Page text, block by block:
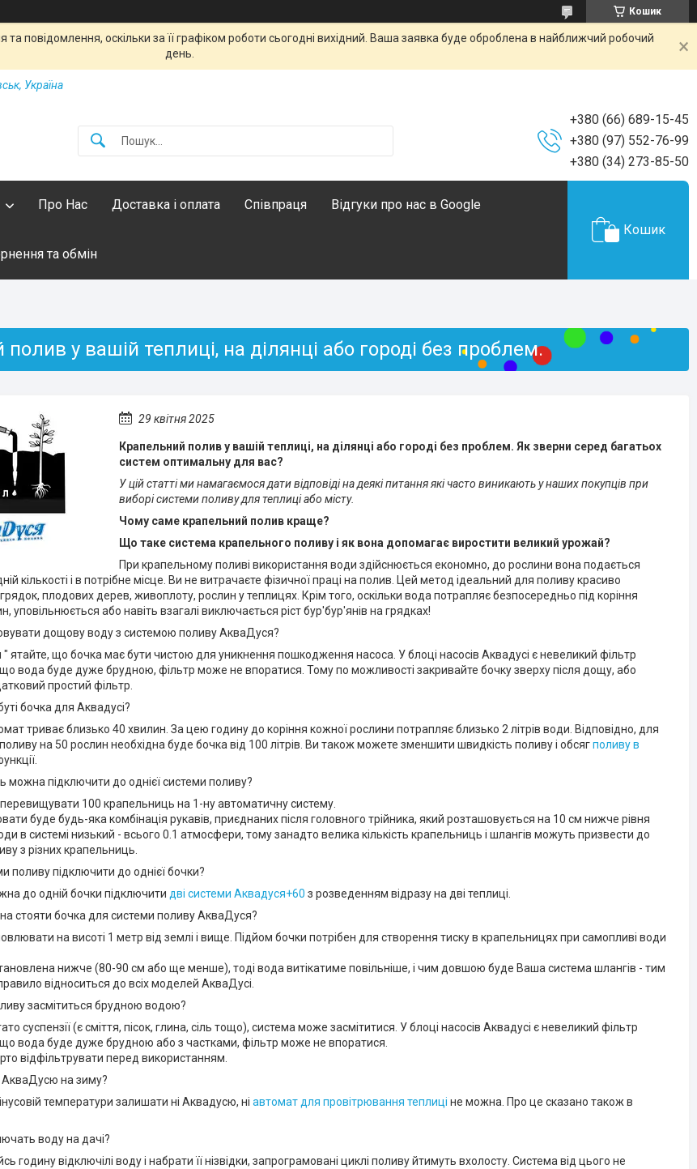
Кошик
повідомлення, оскільки за її графіком роботи сьогодні вихідний. Ваша заявка буде оброблена в найближчий робочий
день.
Україна
+380 (66) 689-15-45
+380 (97) 552-76-99
+380 (34) 273-85-50
Про Нас Доставка і оплата Співпраця Відгуки про нас в Google
та обмін
Кошик
у вашій теплиці, на ділянці або городі без проблем.
29 квітня 2025
Крапельний полив у вашій теплиці, на ділянці або городі без проблем. Як зверни серед багатьох
систем оптимальну для вас?
У цій статті ми намагаємося дати відповіді на деякі питання які часто виникають у наших покупців при
виборі системи поливу для теплиці або місту.
Чому саме крапельний полив краще?
Що таке система крапельного поливу і як вона допомагає виростити великий урожай?
При крапельному поливі використання води здійснюється економно, до рослини вона подається
кількості і в потрібне місце. Ви не витрачаєте фізичної праці на полив. Цей метод ідеальний для поливу красиво
плодових дерев, живоплоту, рослин у теплицях. Крім того, оскільки вода потрапляє безпосередньо під коріння
уповільнюється або навіть взагалі виключається ріст бур'бур'янів на грядках!
дощову воду з системою поливу АкваДуся?
ятайте, що бочка має бути чистою для уникнення пошкодження насоса. У блоці насосів Аквадусі є невеликий фільтр
вода буде дуже брудною, фільтр може не впоратися. Тому по можливості закривайте бочку зверху після дощу, або
простий фільтр.
бочка для Аквадусі?
триває близько 40 хвилин. За цею годину до коріння кожної рослини потрапляє близько 2 літрів води. Відповідно, для
поливу на 50 рослин необхідна буде бочка від 100 літрів. Ви також можете зменшити швидкість поливу і обсягполиву в
можна підключити до однієї системи поливу?
100 крапельниць на 1-ну автоматичну систему.
буде будь-яка комбінація рукавів, приєднаних після головного трійника, який розташовується на 10 см нижче рівня
в системі низький - всього 0.1 атмосфери, тому занадто велика кількість крапельниць і шлангів можуть призвести до
з різних крапельниць.
поливу підключити до однієї бочки?
до одній бочки підключити дві системи Аквадуся+60 з розведенням відразу на дві теплиці.
стояти бочка для системи поливу АкваДуся?
на висоті 1 метр від землі і вище. Підйом бочки потрібен для створення тиску в крапельницях при самопливі води
нижче (80-90 см або ще менше), тоді вода витікатиме повільніше, і чим довшою буде Ваша система шлангів - тим
відноситься до всіх моделей АкваДусі.
засмітиться брудною водою?
суспензії (є сміття, пісок, глина, сіль тощо), система може засмітитися. У блоці насосів Аквадусі є невеликий фільтр
вода буде дуже брудною або з частками, фільтр може не впоратися.
відфільтрувати перед використанням.
АкваДусю на зиму?
температури залишати ні Аквадусю, ні автомат для провітрювання теплиці не можна. Про це сказано також в
воду на дачі?
годину відключілі воду і набрати її нізвідки, запрограмовані циклі поливу йтимуть вхолосту. Система від цього не